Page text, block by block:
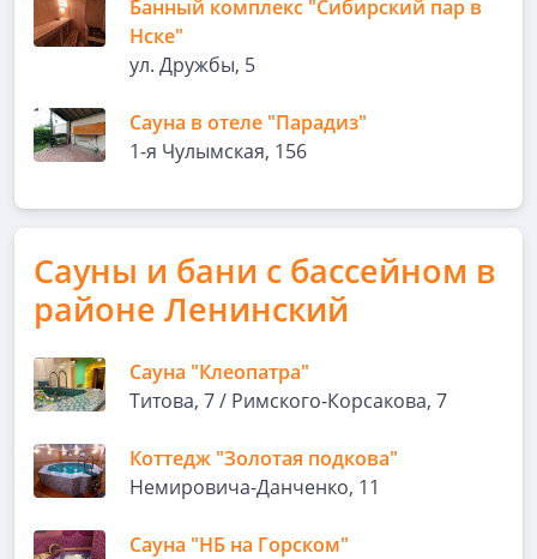
Банный комплекс "Сибирский пар в
Нске"
ул. Дружбы, 5
Сауна в отеле "Парадиз"
1-я Чулымская, 156
Сауны и бани с бассейном в
районе Ленинский
Сауна "Клеопатра"
Титова, 7 / Римского-Корсакова, 7
Коттедж "Золотая подкова"
Немировича-Данченко, 11
Сауна "НБ на Горском"